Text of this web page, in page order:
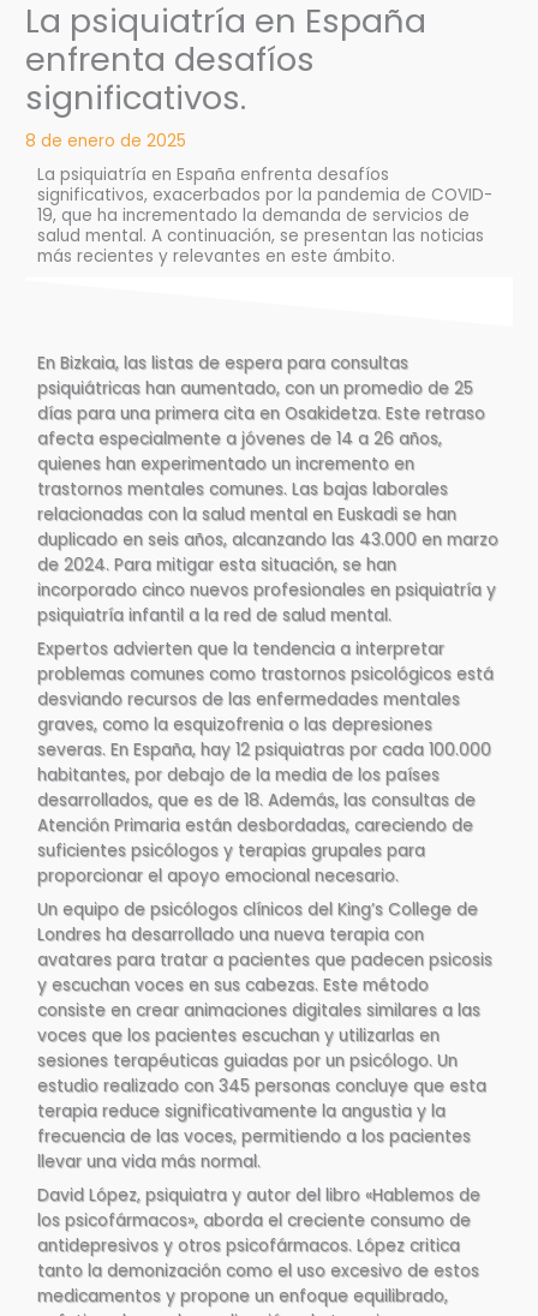
La psiquiatría en España
enfrenta desafíos
significativos.
8 de enero de 2025
La psiquiatría en España enfrenta desafíos
significativos, exacerbados por la pandemia de COVID-
19, que ha incrementado la demanda de servicios de
salud mental. A continuación, se presentan las noticias
más recientes y relevantes en este ámbito.
En Bizkaia, las listas de espera para consultas
psiquiátricas han aumentado, con un promedio de 25
días para una primera cita en Osakidetza. Este retraso
afecta especialmente a jóvenes de 14 a 26 años,
quienes han experimentado un incremento en
trastornos mentales comunes. Las bajas laborales
relacionadas con la salud mental en Euskadi se han
duplicado en seis años, alcanzando las 43.000 en marzo
de 2024. Para mitigar esta situación, se han
incorporado cinco nuevos profesionales en psiquiatría y
psiquiatría infantil a la red de salud mental.
Expertos advierten que la tendencia a interpretar
problemas comunes como trastornos psicológicos está
desviando recursos de las enfermedades mentales
graves, como la esquizofrenia o las depresiones
severas. En España, hay 12 psiquiatras por cada 100.000
habitantes, por debajo de la media de los países
desarrollados, que es de 18. Además, las consultas de
Atención Primaria están desbordadas, careciendo de
suficientes psicólogos y terapias grupales para
proporcionar el apoyo emocional necesario.
Un equipo de psicólogos clínicos del King’s College de
Londres ha desarrollado una nueva terapia con
avatares para tratar a pacientes que padecen psicosis
y escuchan voces en sus cabezas. Este método
consiste en crear animaciones digitales similares a las
voces que los pacientes escuchan y utilizarlas en
sesiones terapéuticas guiadas por un psicólogo. Un
estudio realizado con 345 personas concluye que esta
terapia reduce significativamente la angustia y la
frecuencia de las voces, permitiendo a los pacientes
llevar una vida más normal.
David López, psiquiatra y autor del libro «Hablemos de
los psicofármacos», aborda el creciente consumo de
antidepresivos y otros psicofármacos. López critica
tanto la demonización como el uso excesivo de estos
medicamentos y propone un enfoque equilibrado,